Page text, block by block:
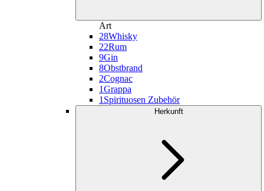
Art
28Whisky
22Rum
9Gin
8Obstbrand
2Cognac
1Grappa
1 Spirituosen Zubehör
Herkunft